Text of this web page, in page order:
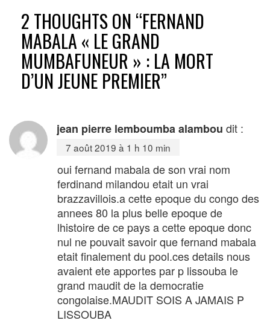
2 THOUGHTS ON “FERNAND
MABALA « LE GRAND
MUMBAFUNEUR » : LA MORT
D’UN JEUNE PREMIER”
jean pierre lemboumba alambou dit :
7 août 2019 à 1 h 10 min
oui fernand mabala de son vrai nom
ferdinand milandou etait un vrai
brazzavillois.a cette epoque du congo des
annees 80 la plus belle epoque de
lhistoire de ce pays a cette epoque donc
nul ne pouvait savoir que fernand mabala
etait finalement du pool.ces details nous
avaient ete apportes par p lissouba le
grand maudit de la democratie
congolaise.MAUDIT SOIS A JAMAIS P
LISSOUBA